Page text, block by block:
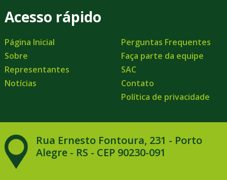
Acesso rápido
Página Inicial
Sobre
Representantes
Notícias
Perguntas Frequentes
Faça parte da equipe
SAC
Contato
Política de privacidade
Rua Ernesto Fontoura, 231 - Porto
Alegre - RS - CEP 90230-091